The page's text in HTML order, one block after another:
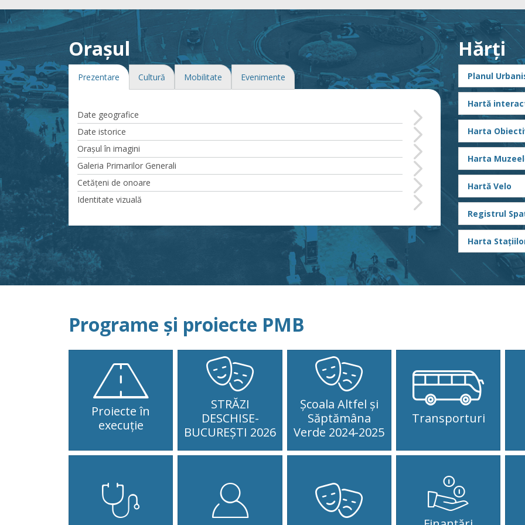
Jul
Jul
și
Jul
Orașul
Prezentare Cultură Mobilitate Evenimente
Date geografice
Date istorice
Oraşul în imagini
Galeria Primarilor Generali
Cetăţeni de onoare
Identitate vizuală
Hărți
Planul
Hartă
Harta
Harta
Hartă Velo
Registrul
Harta
Programe și proiecte PMB
Proiecte în
execuție
STRĂZI
DESCHISE-
BUCUREȘTI 2026
Școala Altfel și
Săptămâna
Verde 2024-2025
Transporturi